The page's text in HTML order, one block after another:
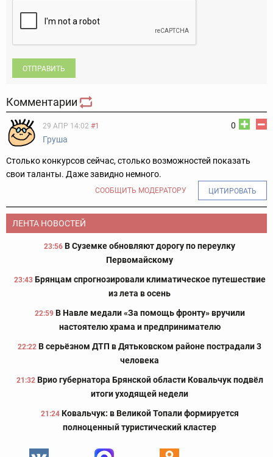
ОТПРАВИТЬ
Комментарии
0
29 АПР 14:02 #1
Груша
Столько конкурсов сейчас, столько возможностей показать
свои таланты. Даже завидно немного.
СООБЩИТЬ МОДЕРАТОРУ ЦИТИРОВАТЬ
ЛЕНТА НОВОСТЕЙ
23:56 В Суземке обновляют дорогу по переулку
Первомайскому
23:43 Брянцам спрогнозировали климатическое путешествие
из лета в осень
22:59 В Навле медали «За помощь фронту» вручили
настоятелю храма и предпринимателю
22:22 В серьёзном ДТП в Дятьковском районе пострадали 3
человека
21:32 Врио губернатора Брянской области Ковальчук подвёл
итоги уходящей недели
21:24 Ковальчук: в Великой Топали формируется
полноценный туристический кластер